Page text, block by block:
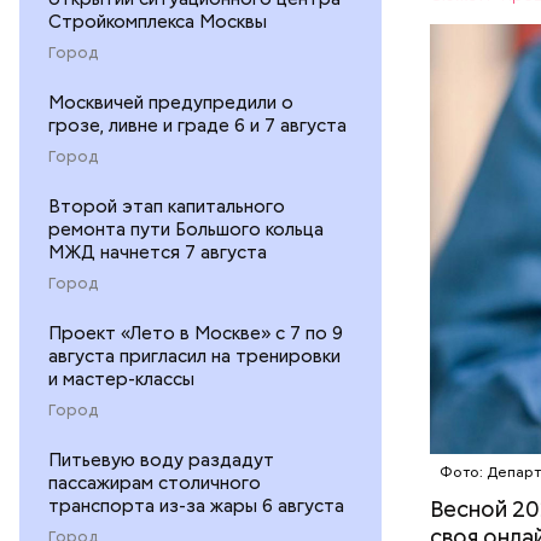
Стройкомплекса Москвы
Город
Москвичей предупредили о
грозе, ливне и граде 6 и 7 августа
Город
Второй этап капитального
ремонта пути Большого кольца
МЖД начнется 7 августа
Город
Проект «Лето в Москве» с 7 по 9
августа пригласил на тренировки
и мастер-классы
Город
Питьевую воду раздадут
пассажирам столичного
транспорта из-за жары 6 августа
Город
Фото:
Весной
Скидки
ПОРТАЛ
— На
— от
участки